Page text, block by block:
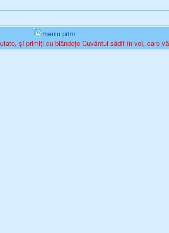
meniu prim
și primiți cu blândețe Cuvântul sădit în voi, care